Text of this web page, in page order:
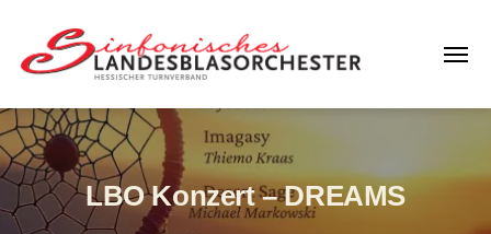
Hessen
LBO Konzert – DREAMS